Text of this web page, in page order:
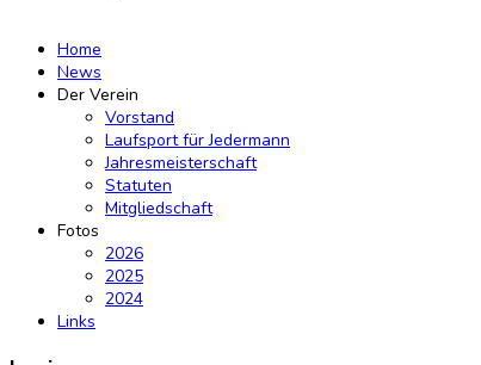
Home
News
Der Verein
Vorstand
Laufsport für Jedermann
Jahresmeisterschaft
Statuten
Mitgliedschaft
Fotos
2026
2025
2024
Links